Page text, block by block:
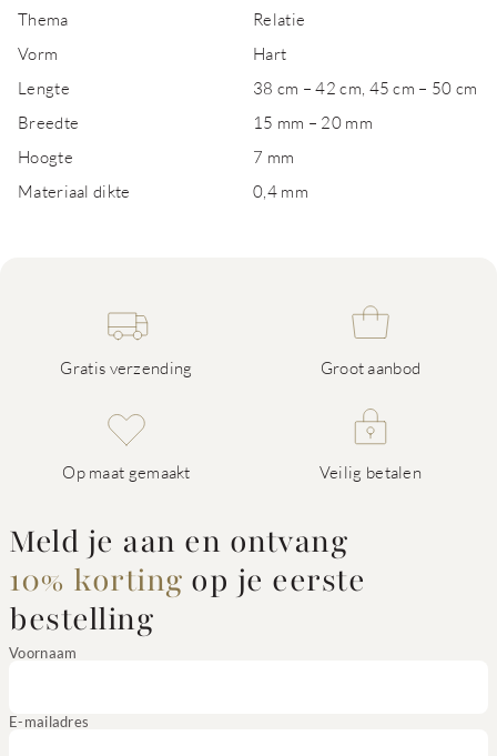
Thema
Relatie
Vorm
Hart
Lengte
38 cm – 42 cm, 45 cm – 50 cm
Breedte
15 mm – 20 mm
Hoogte
7 mm
Materiaal dikte
0,4 mm
Gratis verzending Groot aanbod
Op maat gemaakt Veilig betalen
Meld je aan en ontvang
10% korting op je eerste
bestelling
Voornaam
E-mailadres